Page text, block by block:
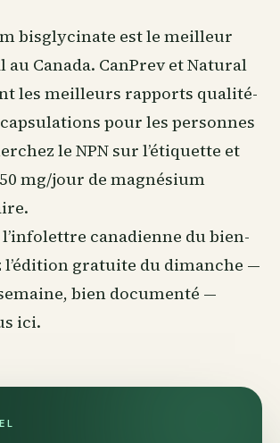
bisglycinate est le meilleur
au Canada. CanPrev et Natural
les meilleurs rapports qualité-
pour les personnes
le NPN sur l’étiquette et
mg/jour de magnésium
canadienne dubien-
l’édition gratuite du dimanche —
bien documenté —
ici.